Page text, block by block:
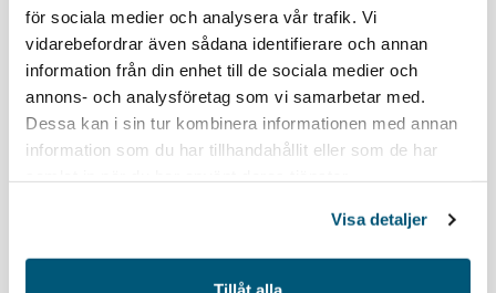
för sociala medier och analysera vår trafik. Vi
vidarebefordrar även sådana identifierare och annan
information från din enhet till de sociala medier och
annons- och analysföretag som vi samarbetar med.
Dessa kan i sin tur kombinera informationen med annan
information som du har tillhandahållit eller som de har
Visa detaljer
Ta del av de senaste nyheterna från Gröna arbetsgivare.
Arbetsgivarnytt